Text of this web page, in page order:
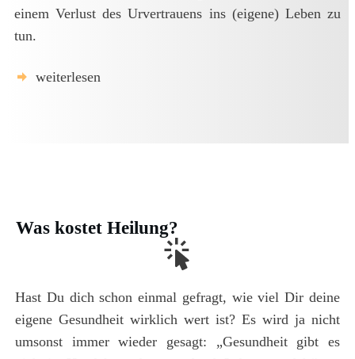
einem Verlust des Urvertrauens ins (eigene) Leben zu
tun.
weiterlesen
Was kostet Heilung?
Hast Du dich schon einmal gefragt, wie viel Dir deine
eigene Gesundheit wirklich wert ist? Es wird ja nicht
umsonst immer wieder gesagt: „Gesundheit gibt es